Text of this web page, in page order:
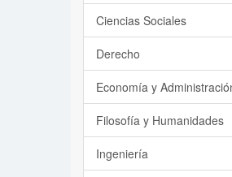
Ciencias Sociales
Derecho
Economía y
Filosofía y Humanidades
Ingeniería